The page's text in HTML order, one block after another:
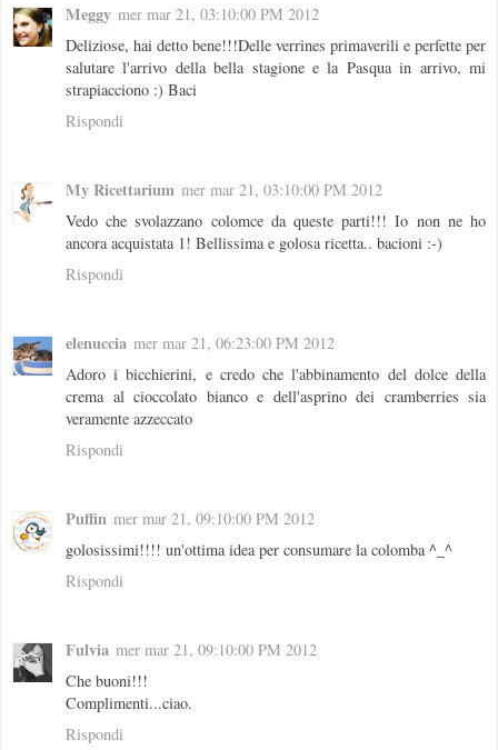
Meggy mer mar 21, 03:10:00 PM 2012
Deliziose, hai detto bene!!!Delle verrines primaverili e perfette per
salutare l'arrivo della bella stagione e la Pasqua in arrivo, mi
strapiacciono :) Baci
Rispondi
My Ricettarium mer mar 21, 03:10:00 PM 2012
Vedo che svolazzano colomce da queste parti!!! Io non ne ho
ancora acquistata 1! Bellissima e golosa ricetta.. bacioni :-)
Rispondi
elenuccia mer mar 21, 06:23:00 PM 2012
Adoro i bicchierini, e credo che l'abbinamento del dolce della
crema al cioccolato bianco e dell'asprino dei cramberries sia
veramente azzeccato
Rispondi
Puffin mer mar 21, 09:10:00 PM 2012
golosissimi!!!! un'ottima idea per consumare la colomba ^_^
Rispondi
Fulvia mer mar 21, 09:10:00 PM 2012
Che buoni!!!
Complimenti...ciao.
Rispondi